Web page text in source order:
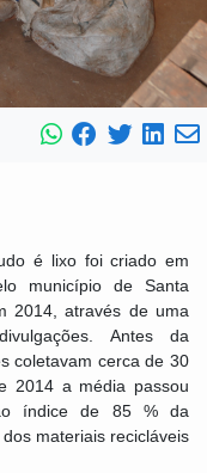
é lixo foi criado em
município de Santa
2014, através de uma
Antes da
coletavam cerca de 30
2014 a média passou
índice de 85 % da
materiais recicláveis